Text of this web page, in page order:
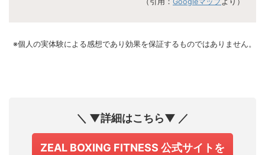
※個人の実体験による感想であり効果を保証するものではありません。
＼ ▼詳細はこちら▼ ／
ZEAL BOXING FITNESS 公式サイトを